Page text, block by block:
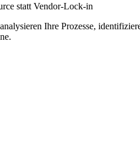
statt Vendor-Lock-in
Ihre Prozesse,